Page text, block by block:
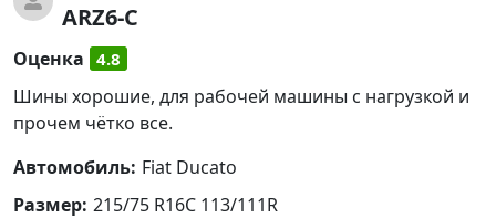
ARZ6-C
Оценка 4.8
Шины хорошие, для рабочей машины с нагрузкой и
прочем чётко все.
Автомобиль: Fiat Ducato
Размер: 215/75 R16C 113/111R